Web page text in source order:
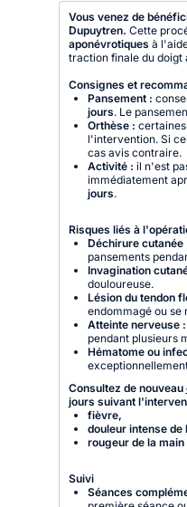
Vous venez de
Dupuytren. Cette
aponévrotiques à
traction finale du doigt
Consignes et
Pansement :
jours. Le
Orthèse :
l'intervention. Si
cas avis contraire.
Activité : il n'est
immédiatement
jours.
Risques liés à
Déchirure cutanée
pansements
Invagination
douloureuse.
Lésion du tendon
endommagé ou se
Atteinte nerveuse :
pendant plusieurs
Hématome ou
Consultez de nouveau
jours suivant
fièvre,
douleur intense de
rougeur de la
Suivi
Séances